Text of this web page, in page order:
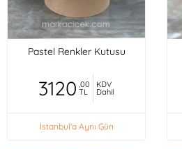
Pastel Renkler Kutusu
3120 ,00
TL
KDV
Dahil
İstanbul'a Aynı Gün